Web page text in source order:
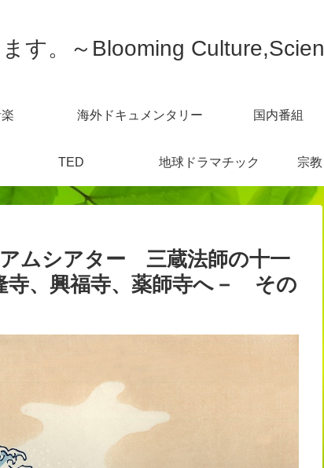
す。～Blooming
海外ドキュメンタリー 国内番組
TED 地球ドラマチック 宗
ムシアター 三蔵法師の十一
寺、興福寺、薬師寺へ－ その